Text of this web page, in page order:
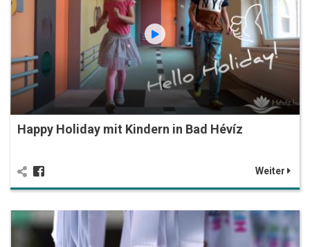
Happy Holiday mit Kindern in Bad Hévíz
Weiter